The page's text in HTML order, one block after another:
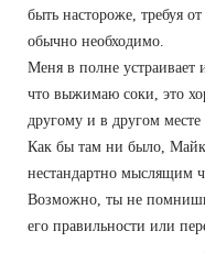
быть настороже, требуя
обычно необходимо.
Меня в полне устраивает
что выжимаю соки, это
другому и в другом
Как бы там ни было, Майк
нестандартно мыслящим
Возможно, ты не
его правильности или